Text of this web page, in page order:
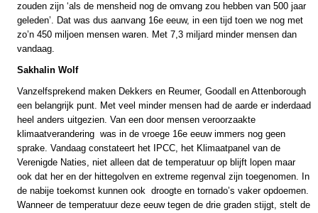
zouden zijn ‘als de mensheid nog de omvang zou hebben van 500 jaar
geleden’. Dat was dus aanvang 16e eeuw, in een tijd toen we nog met
zo’n 450 miljoen mensen waren. Met 7,3 miljard minder mensen dan
vandaag.
Sakhalin Wolf
Vanzelfsprekend maken Dekkers en Reumer, Goodall en Attenborough
een belangrijk punt. Met veel minder mensen had de aarde er inderdaad
heel anders uitgezien. Van een door mensen veroorzaakte
klimaatverandering was in de vroege 16e eeuw immers nog geen
sprake. Vandaag constateert het IPCC, het Klimaatpanel van de
Verenigde Naties, niet alleen dat de temperatuur op blijft lopen maar
ook dat her en der hittegolven en extreme regenval zijn toegenomen. In
de nabije toekomst kunnen ook droogte en tornado’s vaker opdoemen.
Wanneer de temperatuur deze eeuw tegen de drie graden stijgt, stelt de